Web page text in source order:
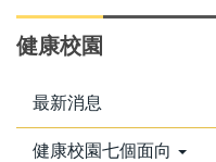
健康校園
最新消息
健康校園七個面向